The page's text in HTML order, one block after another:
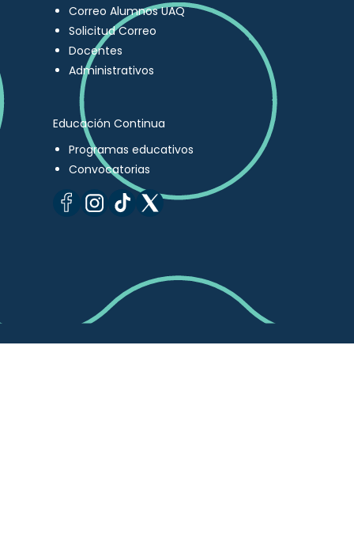
Correo Alumnos UAQ
Solicitud Correo
Docentes
Administrativos
Educación Continua
Programas educativos
Convocatorias